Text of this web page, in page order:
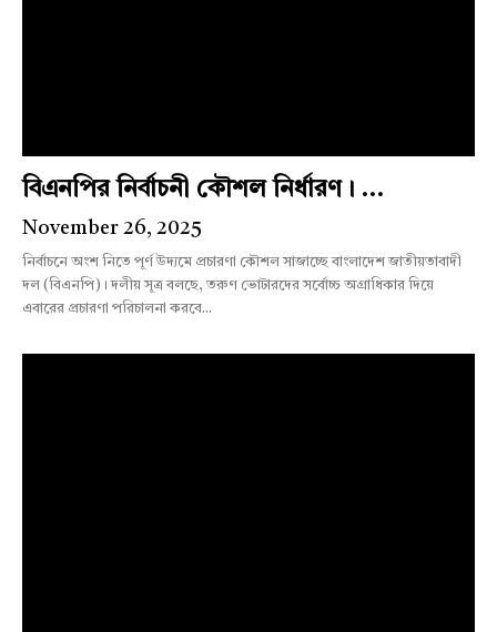
বিএনপির নির্বাচনী কৌশল নির্ধারণ। ...
November 26, 2025
নির্বাচনে অংশ নিতে পূর্ণ উদ্যমে প্রচারণা কৌশল সাজাচ্ছে বাংলাদেশ জাতীয়তাবাদী
দল (বিএনপি)। দলীয় সূত্র বলছে, তরুণ ভোটারদের সর্বোচ্চ অগ্রাধিকার দিয়ে
এবারের প্রচারণা পরিচালনা করবে...